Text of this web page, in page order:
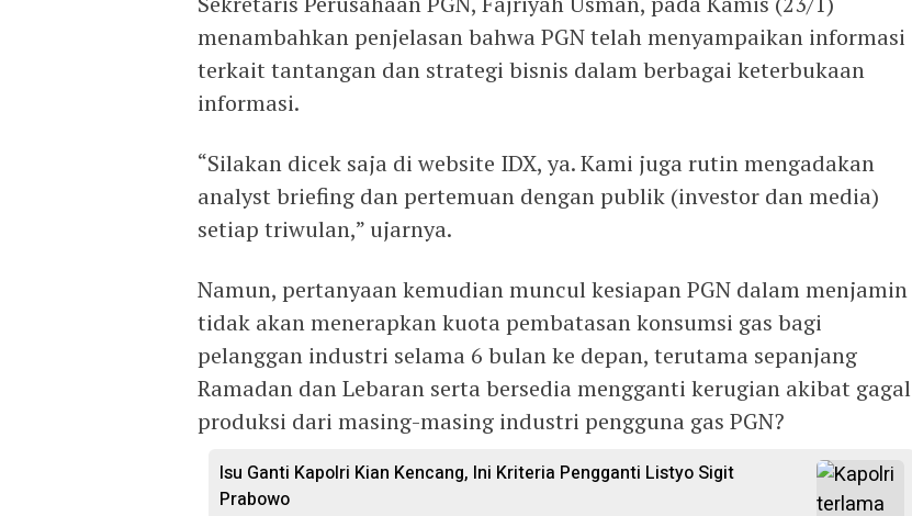
menambahkan penjelasan bahwa PGN telah menyampaikan informasi
terkait tantangan dan strategi bisnis dalam berbagai keterbukaan
informasi.
“Silakan dicek saja di website IDX, ya. Kami juga rutin mengadakan
analyst briefing dan pertemuan dengan publik (investor dan media)
setiap triwulan,” ujarnya.
Namun, pertanyaan kemudian muncul kesiapan PGN dalam menjamin
tidak akan menerapkan kuota pembatasan konsumsi gas bagi
pelanggan industri selama 6 bulan ke depan, terutama sepanjang
Ramadan dan Lebaran serta bersedia mengganti kerugian akibat gagal
produksi dari masing-masing industri pengguna gas PGN?
Isu Ganti Kapolri Kian Kencang, Ini Kriteria Pengganti Listyo Sigit
Prabowo